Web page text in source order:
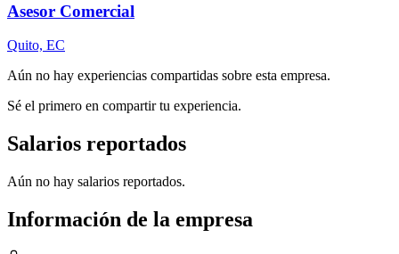
Asesor Comercial
Quito, EC
Aún no hay experiencias compartidas sobre esta empresa.
Sé el primero en compartir tu experiencia.
Salarios reportados
Aún no hay salarios reportados.
Información de la empresa